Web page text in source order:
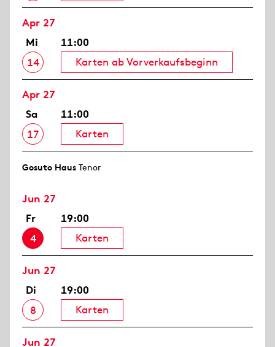
Apr 27
Mi
14
11:00
Karten ab Vorverkaufsbeginn
Apr 27
Sa
17
11:00
Karten
Gosuto Haus Tenor
Jun 27
Fr
4
19:00
Karten
Jun 27
Di
8
19:00
Karten
Jun 27